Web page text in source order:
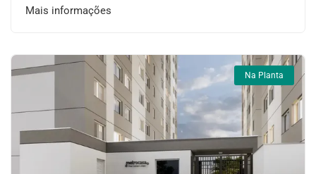
Mais informações
Na Planta